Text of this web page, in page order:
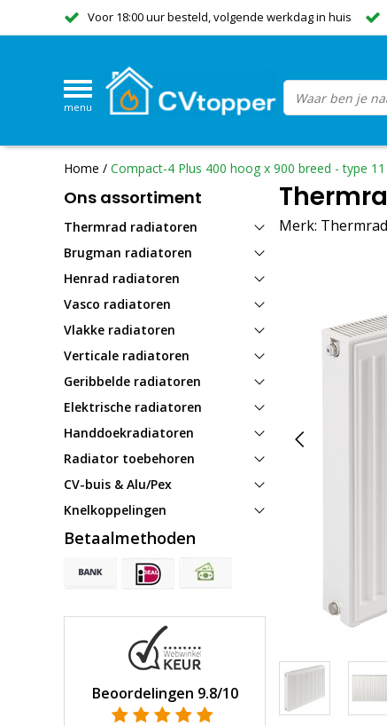
Voor 18:00 uur besteld, volgende werkdag in huis
menu
Home / Compact-4 Plus 400 hoog x 900 breed - type 11
Ons assortiment
Thermrad radiatoren
Brugman radiatoren
Henrad radiatoren
Vasco radiatoren
Vlakke radiatoren
Verticale radiatoren
Geribbelde radiatoren
Elektrische radiatoren
Handdoekradiatoren
Radiator toebehoren
CV-buis & Alu/Pex
Knelkoppelingen
Betaalmethoden
Beoordelingen 9.8/10
Merk: Thermrad